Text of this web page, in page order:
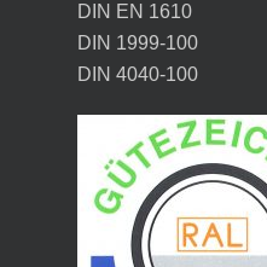
DIN EN 1610
DIN 1999-100
DIN 4040-100